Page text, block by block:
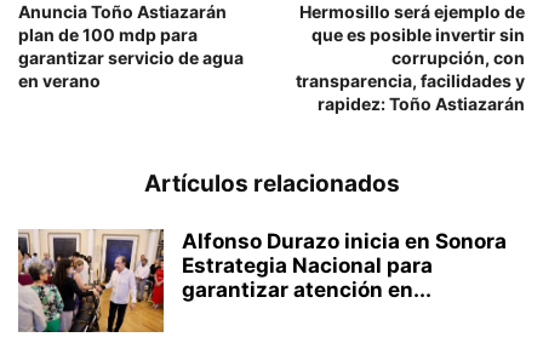
Anuncia Toño Astiazarán
plan de 100 mdp para
garantizar servicio de agua
en verano
Hermosillo será ejemplo de
que es posible invertir sin
corrupción, con
transparencia, facilidades y
rapidez: Toño Astiazarán
Artículos relacionados
Alfonso Durazo inicia en Sonora
Estrategia Nacional para
garantizar atención en...